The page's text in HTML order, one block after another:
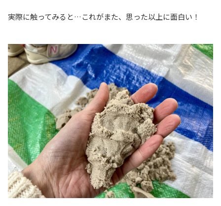
実際に触ってみると…これがまた、思った以上に面白い！